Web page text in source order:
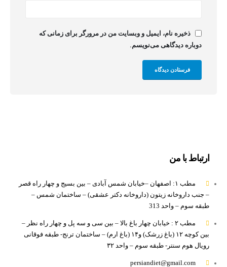
ذخیره نام، ایمیل و وبسایت من در مرورگر برای زمانی که
دوباره دیدگاهی می‌نویسم.
ارتباط با من
مطب ۱: اصفهان –خیابان شمس آبادی – بین بسیج و چهار راه قصر
– جنب داروخانه زیتون (داروخانه دکتر عشقی) – ساختمان شمس –
طبقه سوم – واحد 313
مطب ۲ : خیابان چهار باغ بالا – بین سی و سه پل و چهار راه نظر –
بین کوچه ۱۲ (باغ زرشک) و۱۴ (باغ ارم) – ساختمان ترنج- طبقه فوقانی
رویال هوم سنتر- طبقه سوم – واحد ۳۲
persiandiet@gmail.com